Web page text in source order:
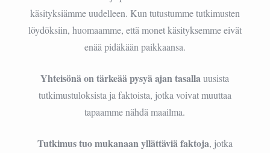
käsityksiämme uudelleen. Kun tutustumme tutkimusten
löydöksiin, huomaamme, että monet käsityksemme eivät
enää pidäkään paikkaansa.
Yhteisönä on tärkeää pysyä ajan tasallauusista
tutkimustuloksista ja faktoista, jotka voivat muuttaa
tapaamme nähdä maailma.
Tutkimus tuo mukanaan yllättäviä faktoja, jotka